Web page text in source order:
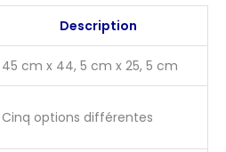
Description
45 cm x 44, 5 cm x 25, 5 cm
Cinq options différentes